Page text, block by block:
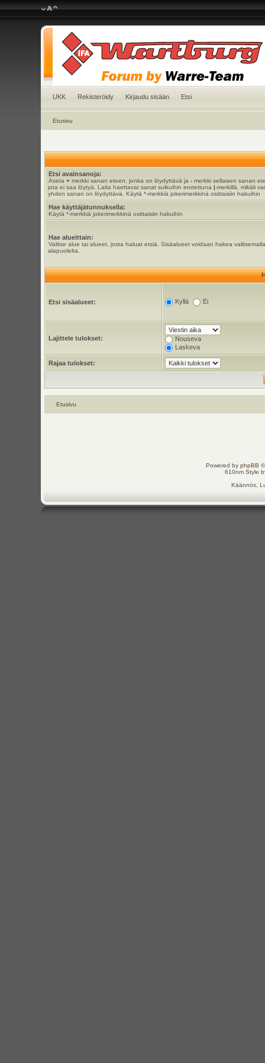
UKK Rekisteröidy Kirjaudu sisään Etsi
Etusivu
Etsi avainsanoja:
Aseta +merkki sanan eteen, jonka on löydyttävä ja -merkki sellaisen sanan
jota ei saa löytyä. Laita haettavat sanat sulkuihin erotettuna |-merkillä, mikäli
yhden sanan on löydyttävä. Käytä *-merkkiä jokerimerkkinä osittaisiin hakuihin
Hae käyttäjätunnuksella:
Käytä *-merkkiä jokerimerkkinä osittaisiin hakuihin
Hae alueittain:
Valitse alue tai alueet, josta haluat etsiä. Sisäalueet voidaan hakea
alapuolelta.
Etsi sisäalueet: Kyllä Ei
Lajittele tulokset:
Nouseva
Laskeva
Rajaa tulokset:
Etusivu
Powered by phpBB
610nm Style
Käännös,